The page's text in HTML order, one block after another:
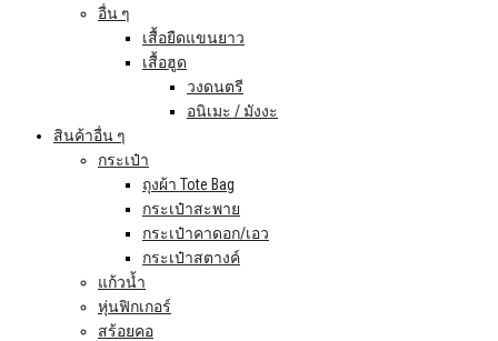
อื่น ๆ
เสื้อยืดแขนยาว
เสื้อฮูด
วงดนตรี
อนิเมะ / มังงะ
สินค้าอื่น ๆ
กระเป๋า
ถุงผ้า Tote Bag
กระเป๋าสะพาย
กระเป๋าคาดอก/เอว
กระเป๋าสตางค์
แก้วน้ำ
หุ่นฟิกเกอร์
สร้อยคอ